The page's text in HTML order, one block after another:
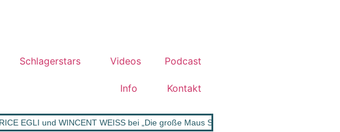
Schlagerstars Videos Podcast
Info Kontakt
EGLI und WINCENT WEISS bei „Die große Maus Show“